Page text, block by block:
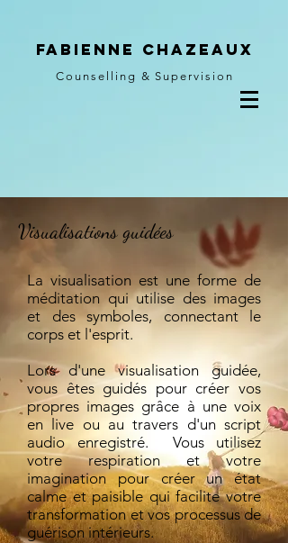
Fabienne Chazeaux
Counselling & Supervision
Visualisations guidées
La visualisation est une forme de
méditation qui utilise des images
et des symboles, connectant le
corps et l'esprit.
Lors d'une visualisation guidée,
vous êtes guidés pour créer vos
propres images grâce à une voix
en live ou au travers d'un script
audio enregistré. Vous utilisez
votre respiration et votre
imagination pour créer un état
calme et paisible qui facilite votre
transformation et vos processus de
guérison intérieurs.